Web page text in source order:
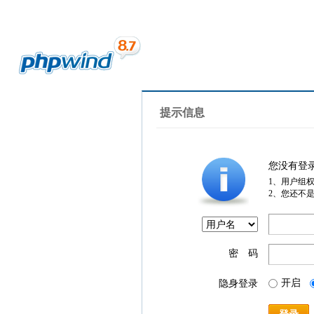
提示信息
您没有登
1、用户组
2、您还不
密 码
隐身登录 开启